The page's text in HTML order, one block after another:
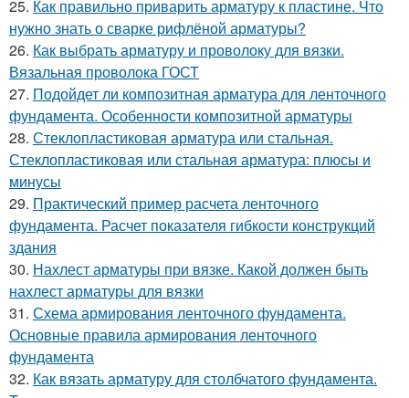
25. Как правильно приварить арматуру к пластине. Что
нужно знать о сварке рифлёной арматуры?
26. Как выбрать арматуру и проволоку для вязки.
Вязальная проволока ГОСТ
27. Подойдет ли композитная арматура для ленточного
фундамента. Особенности композитной арматуры
28. Стеклопластиковая арматура или стальная.
Стеклопластиковая или стальная арматура: плюсы и
минусы
29. Практический пример расчета ленточного
фундамента. Расчет показателя гибкости конструкций
здания
30. Нахлест арматуры при вязке. Какой должен быть
нахлест арматуры для вязки
31. Схема армирования ленточного фундамента.
Основные правила армирования ленточного
фундамента
32. Как вязать арматуру для столбчатого фундамента.